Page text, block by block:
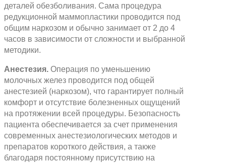
деталей обезболивания. Сама процедура
редукционной маммопластики проводится под
общим наркозом и обычно занимает от 2 до 4
часов в зависимости от сложности и выбранной
методики.
Анестезия. Операция по уменьшению
молочных желез проводится под общей
анестезией (наркозом), что гарантирует полный
комфорт и отсутствие болезненных ощущений
на протяжении всей процедуры. Безопасность
пациента обеспечивается за счет применения
современных анестезиологических методов и
препаратов короткого действия, а также
благодаря постоянному присутствию на